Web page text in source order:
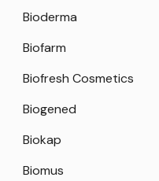
Bioderma
Biofarm
Biofresh Cosmetics
Biogened
Biokap
Biomus